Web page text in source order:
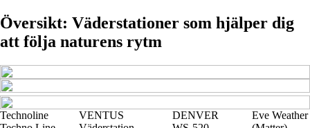
Översikt: Väderstationer som hjälper dig
att följa naturens rytm
Technoline
VENTUS
DENVER
Eve Weather